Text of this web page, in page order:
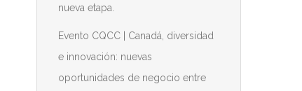
nueva etapa.
Evento CQCC | Canadá, diversidad
e innovación: nuevas
oportunidades de negocio entre